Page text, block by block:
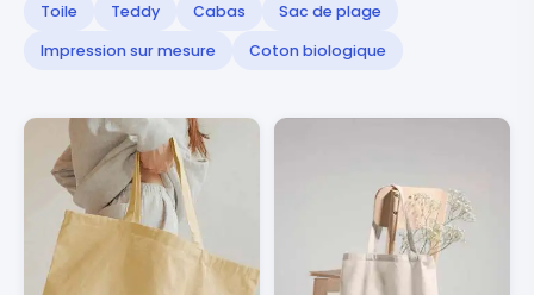
Toile Teddy Cabas
Sac de plage
Impression sur mesure
Coton biologique